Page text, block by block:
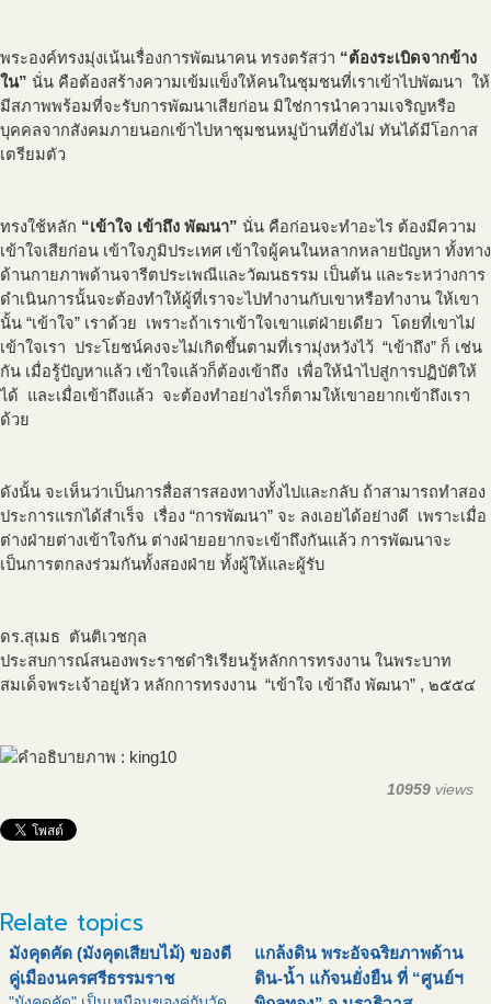
พระองค์ทรงมุ่งเน้นเรื่องการพัฒนาคน ทรงตรัสว่า “ต้องระเบิดจากข้าง
ใน” นั่น คือต้องสร้างความเข้มแข็งให้คนในชุมชนที่เราเข้าไปพัฒนา ให้
มีสภาพพร้อมที่จะรับการพัฒนาเสียก่อน มิใช่การนำความเจริญหรือ
บุคคลจากสังคมภายนอกเข้าไปหาชุมชนหมู่บ้านที่ยังไม่ ทันได้มีโอกาส
เตรียมตัว
ทรงใช้หลัก “เข้าใจ เข้าถึง พัฒนา” นั่น คือก่อนจะทำอะไร ต้องมีความ
เข้าใจเสียก่อน เข้าใจภูมิประเทศ เข้าใจผู้คนในหลากหลายปัญหา ทั้งทาง
ด้านกายภาพด้านจารีตประเพณีและวัฒนธรรม เป็นต้น และระหว่างการ
ดำเนินการนั้นจะต้องทำให้ผู้ที่เราจะไปทำงานกับเขาหรือทำงาน ให้เขา
นั้น “เข้าใจ” เราด้วย เพราะถ้าเราเข้าใจเขาแต่ฝ่ายเดียว โดยที่เขาไม่
เข้าใจเรา ประโยชน์คงจะไม่เกิดขึ้นตามที่เรามุ่งหวังไว้ “เข้าถึง” ก็ เช่น
กัน เมื่อรู้ปัญหาแล้ว เข้าใจแล้วก็ต้องเข้าถึง เพื่อให้นำไปสู่การปฏิบัติให้
ได้ และเมื่อเข้าถึงแล้ว จะต้องทำอย่างไรก็ตามให้เขาอยากเข้าถึงเรา
ด้วย
ดังนั้น จะเห็นว่าเป็นการสื่อสารสองทางทั้งไปและกลับ ถ้าสามารถทำสอง
ประการแรกได้สำเร็จ เรื่อง “การพัฒนา” จะ ลงเอยได้อย่างดี เพราะเมื่อ
ต่างฝ่ายต่างเข้าใจกัน ต่างฝ่ายอยากจะเข้าถึงกันแล้ว การพัฒนาจะ
เป็นการตกลงร่วมกันทั้งสองฝ่าย ทั้งผู้ให้และผู้รับ
ดร.สุเมธ ตันติเวชกุล
ประสบการณ์สนองพระราชดำริเรียนรู้หลักการทรงงาน ในพระบาท
สมเด็จพระเจ้าอยู่หัว หลักการทรงงาน “เข้าใจ เข้าถึง พัฒนา” , ๒๕๕๔
10959 views
Relate topics
มังคุดคัด (มังคุดเสียบไม้) ของดี
คู่เมืองนครศรีธรรมราช
แกล้งดิน พระอัจฉริยภาพด้าน
ดิน-น้ำ แก้จนยั่งยืน ที่ “ศูนย์ฯ